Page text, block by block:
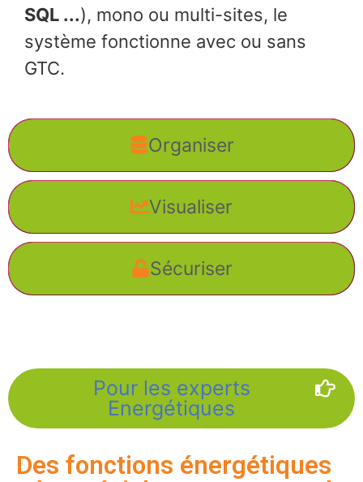
Organiser
Visualiser
Sécuriser
SQL ...), mono ou multi-sites, le
système fonctionne avec ou sans
GTC.
Pour les experts
Energétiques
Des fonctions énergétiques